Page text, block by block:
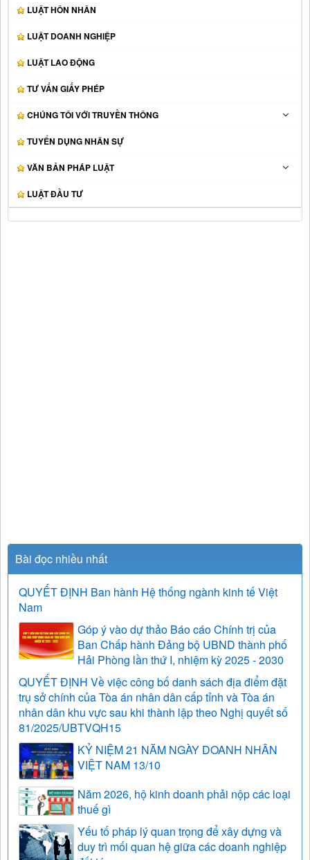
LUẬT HÔN NHÂN
LUẬT DOANH NGHIỆP
LUẬT LAO ĐỘNG
TƯ VẤN GIẤY PHÉP
CHÚNG TÔI VỚI TRUYỀN THÔNG
TUYỂN DỤNG NHÂN SỰ
VĂN BẢN PHÁP LUẬT
LUẬT ĐẦU TƯ
Bài đọc nhiều nhất
QUYẾT ĐỊNH Ban hành Hệ thống ngành kinh tế Việt
Nam
Góp ý vào dự thảo Báo cáo Chính trị của
Ban Chấp hành Đảng bộ UBND thành phố
Hải Phòng lần thứ I, nhiệm kỳ 2025 - 2030
QUYẾT ĐỊNH Về việc công bố danh sách địa điểm đặt
trụ sở chính của Tòa án nhân dân cấp tỉnh và Tòa án
nhân dân khu vực sau khi thành lập theo Nghị quyết số
81/2025/UBTVQH15
KỶ NIỆM 21 NĂM NGÀY DOANH NHÂN
VIỆT NAM 13/10
Năm 2026, hộ kinh doanh phải nộp các loại
thuế gì
Yếu tố pháp lý quan trọng để xây dựng và
duy trì mối quan hệ giữa các doanh nghiệp